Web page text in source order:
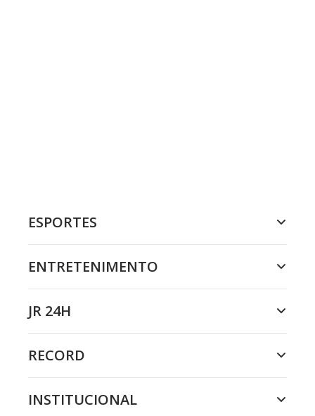
ESPORTES
ENTRETENIMENTO
JR 24H
RECORD
INSTITUCIONAL